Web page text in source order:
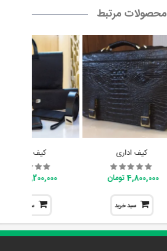
محصولات مرتبط
کیف اداری
4,800,000 تومان
سبد خرید
کیف اداری
7,200,000 تومان
سبد خرید